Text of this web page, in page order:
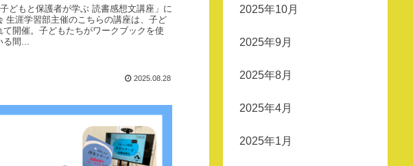
どもと保護者が学ぶ 読書感想文講座」に
生涯学習部主催のこちらの講座は、子ど
開催。子どもたちがワークブックを使
間...
2025.08.28
2025年10月
2025年9月
2025年8月
2025年4月
2025年1月